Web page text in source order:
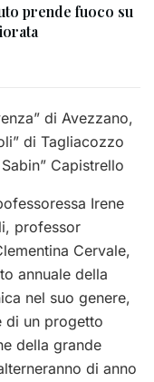
prende fuoco su
di Avezzano,
di Tagliacozzo
Capistrello
Irene
professor
Cervale,
annuale della
nel suo genere,
di un progetto
della grande
di anno